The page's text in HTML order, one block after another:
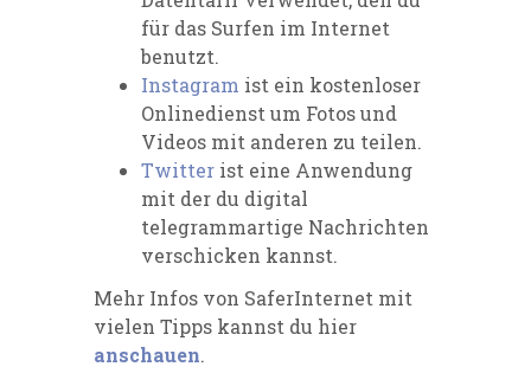
für das Surfen im Internet
benutzt.
Instagram ist ein kostenloser
Onlinedienst um Fotos und
Videos mit anderen zu teilen.
Twitter ist eine Anwendung
mit der du digital
telegrammartige Nachrichten
verschicken kannst.
Mehr Infos von SaferInternet mit
vielen Tipps kannst du hier
anschauen.